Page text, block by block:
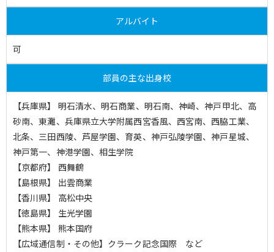
アルバイト
可
部員の主な出身校
【兵庫県】 明石清水、明石商業、明石南、神崎、神戸甲北、高
砂南、東灘、兵庫県立大学附属西宮香風、西宮南、西脇工業、
北条、三田西陵、芦屋学園、育英、神戸弘陵学園、神戸星城、
神戸第一、神港学園、相生学院
【京都府】 西舞鶴
【島根県】 出雲商業
【香川県】 高松中央
【徳島県】 生光学園
【熊本県】 熊本国府
【広域通信制・その他】クラーク記念国際 など